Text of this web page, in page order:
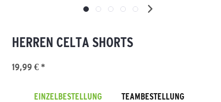
HERREN CELTA SHORTS
19,99 € *
EINZELBESTELLUNG TEAMBESTELLUNG